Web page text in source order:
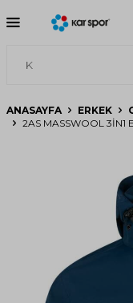
ANASAYFA ERKEK
2AS MASSWOOL 3IN1